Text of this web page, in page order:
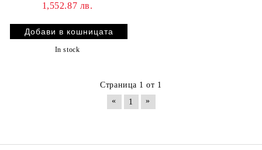
1,552.87 лв.
In stock
Страница 1 от 1
«
1 »